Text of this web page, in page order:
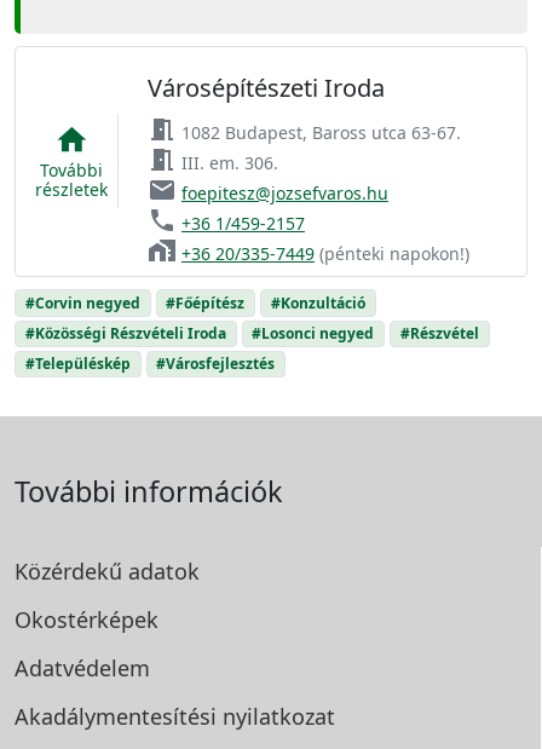
home
További
részletek
Városépítészeti Iroda
meeting_room 1082 Budapest, Baross utca 63-67.
meeting_room III. em. 306.
email foepitesz@jozsefvaros.hu
phone +36 1/459-2157
home_work +36 20/335-7449 (pénteki napokon!)
#Corvin negyed #Főépítész
#Konzultáció
#Közösségi Részvételi Iroda
#Losonci negyed
#Részvétel
#Településkép
#Városfejlesztés
További információk
Közérdekű adatok
Okostérképek
Adatvédelem
Akadálymentesítési nyilatkozat